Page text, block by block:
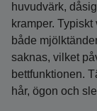
huvudvärk,
kramper.
både
saknas, vilket
bettfunktionen.
hår, ögon och